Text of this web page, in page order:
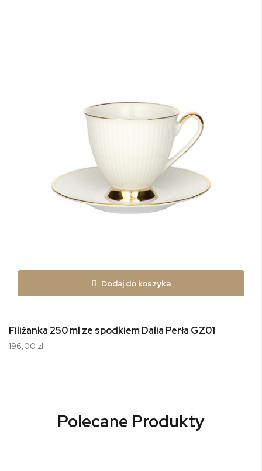
Dodaj do koszyka
Filiżanka 250 ml ze spodkiem Dalia Perła GZ01
196,00 zł
Polecane Produkty